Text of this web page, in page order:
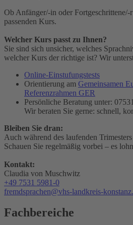
Ob Anfänger/-in oder Fortgeschrittene/-
passenden Kurs.
Welcher Kurs passt zu Ihnen?
Sie sind sich unsicher, welches
welcher Kurs der richtige ist? Wir
Online-Einstufungstests
Orientierung am Gemeinsamen
Referenzrahmen GER
Persönliche Beratung unter:
Wir beraten Sie gerne: schnell,
Bleiben Sie dran:
Auch während des laufenden
Schauen Sie regelmäßig vorbei – es
Kontakt:
Claudia von Muschwitz
+49 7531 5981-0
fremdsprachen@vhs-landkreis-
Fachbereiche